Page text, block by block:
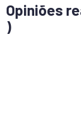
Opiniões
)